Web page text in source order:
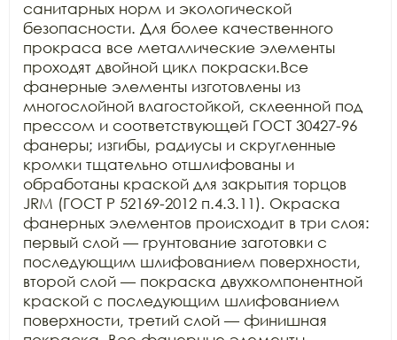
санитарных норм и экологической
безопасности. Для более качественного
прокраса все металлические элементы
проходят двойной цикл покраски.Все
фанерные элементы изготовлены из
многослойной влагостойкой, склеенной под
прессом и соответствующей ГОСТ 30427-96
фанеры; изгибы, радиусы и скругленные
кромки тщательно отшлифованы и
обработаны краской для закрытия торцов
JRM (ГОСТ Р 52169-2012 п.4.3.11). Окраска
фанерных элементов происходит в три слоя:
первый слой — грунтование заготовки с
последующим шлифованием поверхности,
второй слой — покраска двухкомпонентной
краской с последующим шлифованием
поверхности, третий слой — финишная